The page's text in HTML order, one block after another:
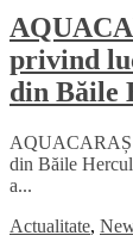
privind
din Băile
AQUACARAȘ
din Băile
a...
Actualitate,